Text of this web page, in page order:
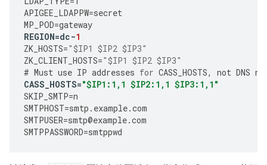
APIGEE_LDAPPW=secret
MP_POD=gateway
REGION=dc-1
ZK_HOSTS="$IP1 $IP2 $IP3"
ZK_CLIENT_HOSTS="$IP1 $IP2 $IP3"
# Must use IP addresses for CASS_HOSTS, not DNS
CASS_HOSTS="$IP1:1,1 $IP2:1,1 $IP3:1,1"
SKIP_SMTP=n
SMTPHOST=smtp . example.com
SMTPUSER=smtp@example.com
SMTPPASSWORD=smtppwd